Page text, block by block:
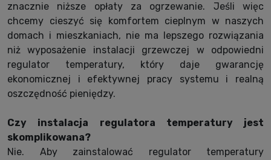
znacznie niższe opłaty za ogrzewanie. Jeśli więc
chcemy cieszyć się komfortem cieplnym w naszych
domach i mieszkaniach, nie ma lepszego rozwiązania
niż wyposażenie instalacji grzewczej w odpowiedni
regulator temperatury, który daje gwarancję
ekonomicznej i efektywnej pracy systemu i realną
oszczędność pieniędzy.
Czy instalacja regulatora temperatury jest
skomplikowana?
Nie. Aby zainstalować regulator temperatury